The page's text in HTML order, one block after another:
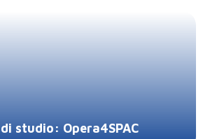
studio: Opera4SPAC